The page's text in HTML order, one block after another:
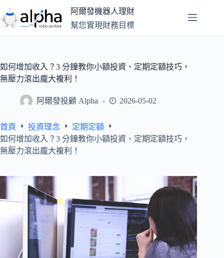
至
主
容
阿爾發機器人理財
幫您實現財務目標
如何增加收入？3 分鐘教你小額投資、定期定額技巧，
無壓力滾出龐大複利！
阿爾發投顧 Alpha 2026-05-02
首頁 投資理念
定期定額
如何增加收入？3 分鐘教你小額投資、定期定額技巧，
無壓力滾出龐大複利！